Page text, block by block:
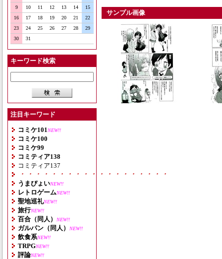
9
10 11 12 13 14
15
16
17 18 19 20 21
22
23
24 25 26 27 28
29
30
31
キーワード検索
注目キーワード
コミケ101 NEW!!
コミケ100
コミケ99
コミティア138
コミティア137
・・・・・・・・・・・・・・・・・・・
うまぴょいNEW!!
レトロゲームNEW!!
聖地巡礼NEW!!
旅行NEW!!
百合（同人） NEW!!
ガルパン（同人） NEW!!
飲食系NEW!!
TRPGNEW!!
評論NEW!!
サンプル画像